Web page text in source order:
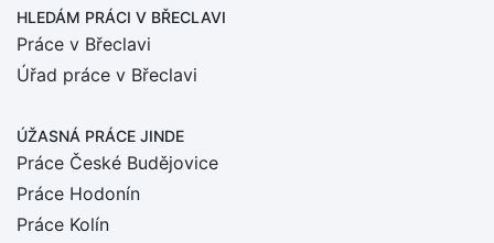
HLEDÁM PRÁCI V BŘECLAVI
Práce v Břeclavi
Úřad práce v Břeclavi
ÚŽASNÁ PRÁCE JINDE
Práce České Budějovice
Práce Hodonín
Práce Kolín